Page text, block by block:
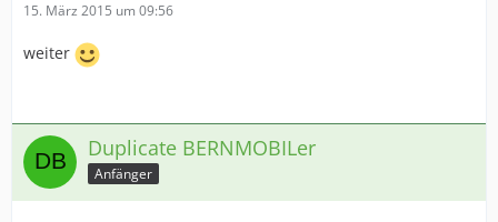
15. März 2015 um 09:56
weiter
Duplicate BERNMOBILer
Anfänger